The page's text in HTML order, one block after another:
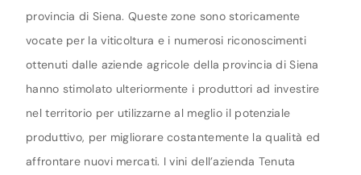
provincia di Siena. Queste zone sono storicamente
vocate per la viticoltura e i numerosi riconoscimenti
ottenuti dalle aziende agricole della provincia di Siena
hanno stimolato ulteriormente i produttori ad investire
nel territorio per utilizzarne al meglio il potenziale
produttivo, per migliorare costantemente la qualità ed
affrontare nuovi mercati. I vini dell’azienda Tenuta